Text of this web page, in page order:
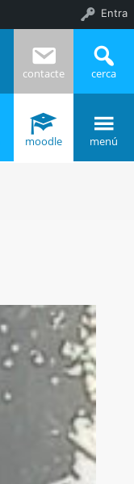
contacte cerca
moodle menú
Entra